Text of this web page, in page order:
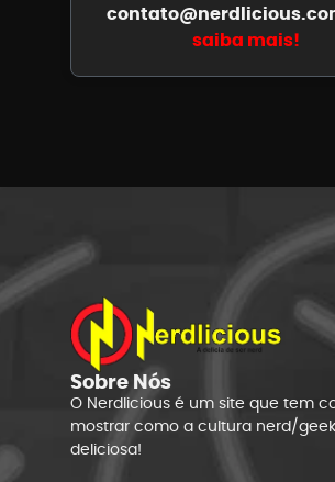
saiba mais!
Sobre Nós
O Nerdlicious é um site que tem
mostrar como a cultura nerd/
deliciosa!